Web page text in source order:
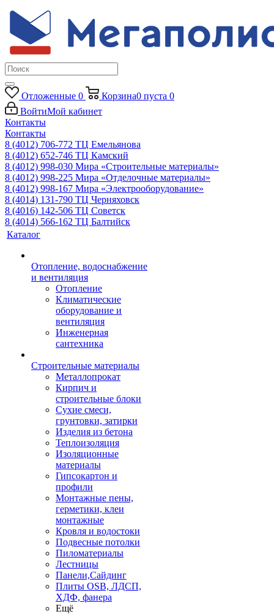
Отложенные 0 Корзина0 пуста 0
ВойтиМой кабинет
Контакты
Контакты
8 (4012) 706-772 ТЦ Емельянова
8 (4012) 652-746 ТЦ Камский
8 (4012) 998-030 Мира «Строительные материалы»
8 (4012) 998-225 Мира «Отделочные материалы»
8 (4012) 998-167 Мира «Электрооборудование»
8 (4014) 131-790 ТЦ Черняховск
8 (4016) 142-506 ТЦ Советск
8 (4014) 566-162 ТЦ Балтийск
Каталог
Отопление, водоснабжение
и вентиляция
Отопление
Климатические
оборудование и
вентиляция
Инженерная
сантехника
Строительные материалы
Металлопрокат
Кирпич и
строительные блоки
Сухие смеси,
грунтовки, затирки
Изделия из бетона
Теплоизоляция
Изоляционные
материалы
Гипсокартон и
профили
Монтажные пены,
герметики, клеи
монтажные
Кровля и водостоки
Подвесные потолки
Пиломатериалы
Лестницы
Панели,Сайдинг
Плиты OSB, ЛДСП,
ХДФ, фанера
Ещё